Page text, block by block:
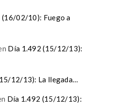
(16/02/10): Fuego a
Día 1.492 (15/12/13):
12/13): La llegada…
Día 1.492 (15/12/13):